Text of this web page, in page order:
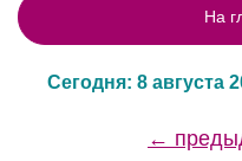
На
Сегодня: 8 августа
←